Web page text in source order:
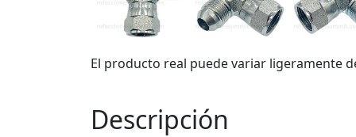
El producto real puede variar ligeramente
Descripción